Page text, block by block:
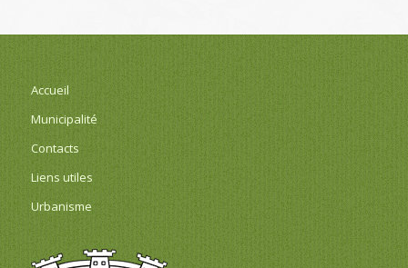
Accueil
Municipalité
Contacts
Liens utiles
Urbanisme